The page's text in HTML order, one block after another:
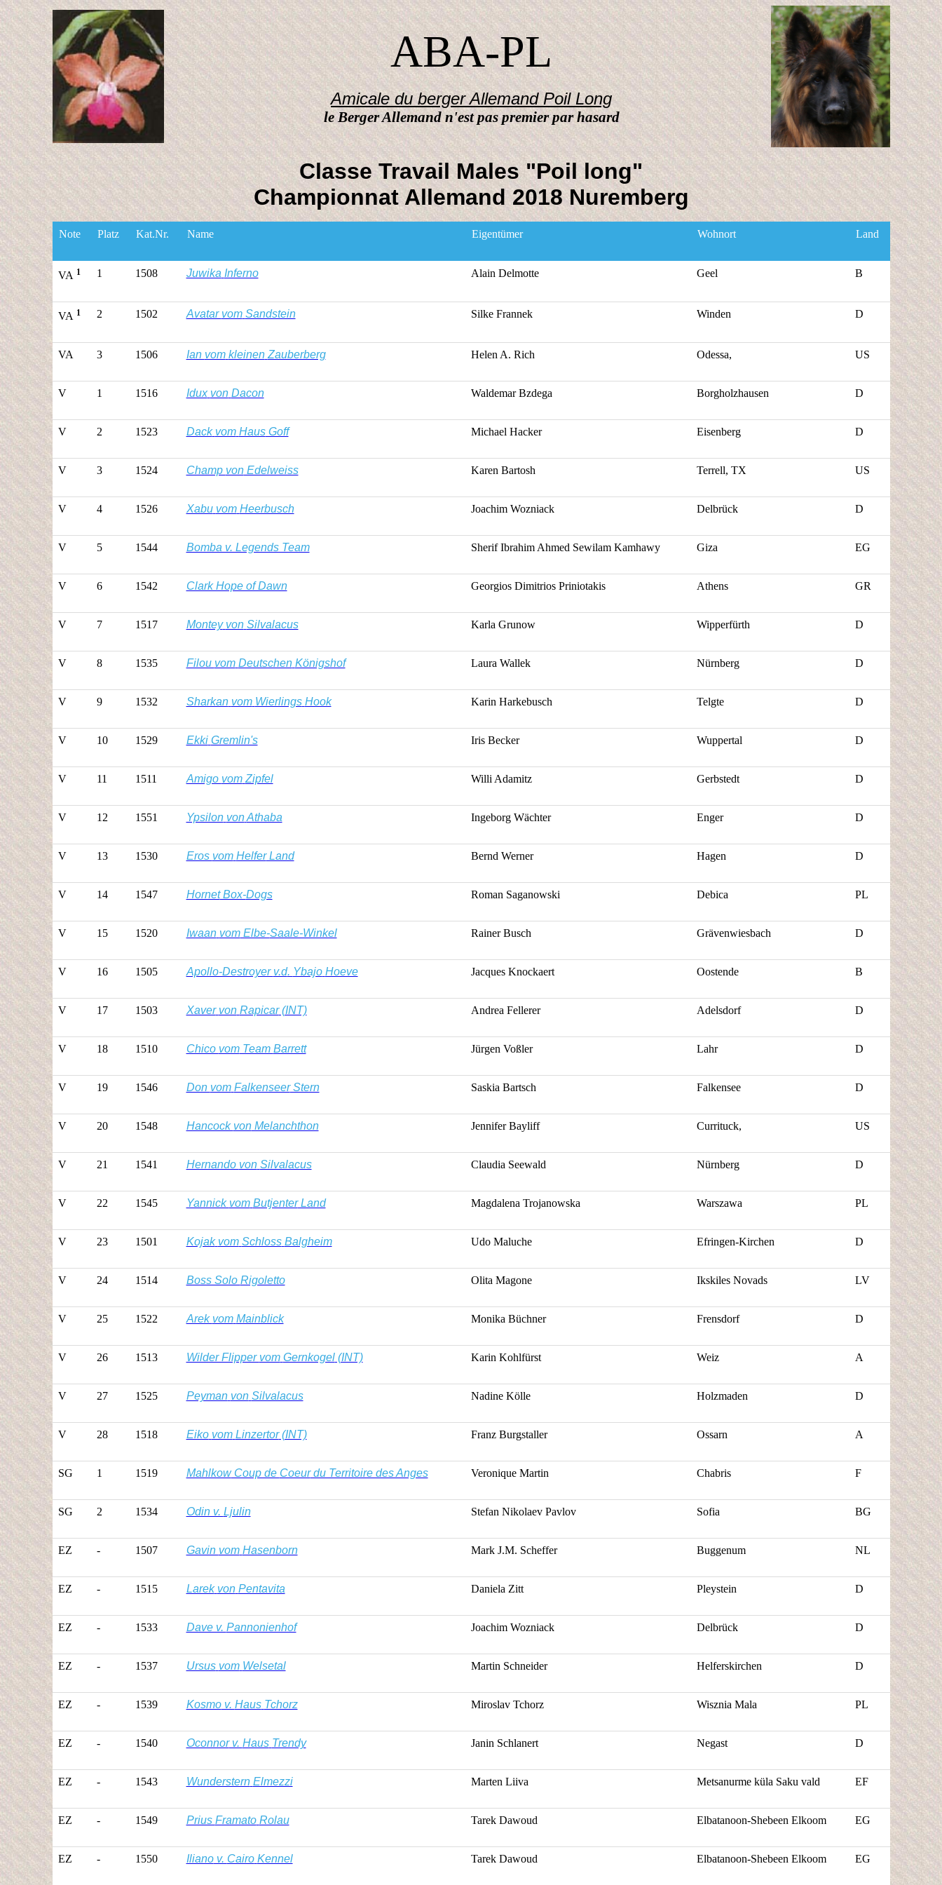
ABA-PL
Amicale du berger Allemand Poil Long
le Berger Allemand n'est pas premier par hasard
Classe Travail Males "Poil long"
Championnat Allemand 2018 Nuremberg
Note Platz Kat.Nr. Name Eigentümer Wohnort Land
VA 1 1 1508 Juwika Inferno Alain Delmotte Geel B
VA 1 2 1502 Avatar vom Sandstein Silke Frannek Winden D
VA 3 1506 Ian vom kleinen Zauberberg Helen A. Rich Odessa, US
V 1 1516 Idux von Dacon WaldemarBzdega Borgholzhausen D
V 2 1523 Dack vom HausGoff Michael Hacker Eisenberg D
V 3 1524 Champ vonEdelweiss Karen Bartosh Terrell, TX US
V 4 1526 Xabu vom Heerbusch Joachim Wozniack Delbrück D
V 5 1544 Bomba v. Legends Team Sherif IbrahimAhmed Sewilam Kamhawy Giza EG
V 6 1542 Clark Hope of Dawn Georgios Dimitrios Priniotakis Athens GR
V 7 1517 Montey von Silvalacus Karla Grunow Wipperfürth D
V 8 1535 Filou vom Deutschen Königshof Laura Wallek Nürnberg D
V 9 1532 Sharkan vom Wierlings Hook Karin Harkebusch Telgte D
V 10 1529 Ekki Gremlin's Iris Becker Wuppertal D
V 11 1511 Amigo vom Zipfel Willi Adamitz Gerbstedt D
V 12 1551 Ypsilon von Athaba Ingeborg Wächter Enger D
V 13 1530 Eros vom HelferLand Bernd Werner Hagen D
V 14 1547 HornetBox-Dogs Roman Saganowski Debica PL
V 15 1520 Iwaan vomElbe-Saale-Winkel RainerBusch Grävenwiesbach D
V 16 1505 Apollo-Destroyer v.d. Ybajo Hoeve Jacques Knockaert Oostende B
V 17 1503 Xaver von Rapicar(INT) Andrea Fellerer Adelsdorf D
V 18 1510 Chico vomTeam Barrett Jürgen Voßler Lahr D
V 19 1546 Don vom FalkenseerStern Saskia Bartsch Falkensee D
V 20 1548 Hancock vonMelanchthon JenniferBayliff Currituck, US
V 21 1541 Hernando von Silvalacus Claudia Seewald Nürnberg D
V 22 1545 Yannick vom ButjenterLand Magdalena Trojanowska Warszawa PL
V 23 1501 Kojak vom Schloss Balgheim Udo Maluche Efringen-Kirchen D
V 24 1514 Boss Solo Rigoletto Olita Magone Ikskiles Novads LV
V 25 1522 Arek vom Mainblick Monika Büchner Frensdorf D
V 26 1513 Wilder Flipper vom Gernkogel(INT) Karin Kohlfürst Weiz A
V 27 1525 Peyman von Silvalacus Nadine Kölle Holzmaden D
V 28 1518 Eiko vom Linzertor(INT) Franz Burgstaller Ossarn A
SG 1 1519 MahlkowCoup de Coeurdu Territoire des Anges VeroniqueMartin Chabris F
SG 2 1534 Odin v. Ljulin Stefan NikolaevPavlov Sofia BG
EZ - 1507 Gavin vom Hasenborn Mark J.M. Scheffer Buggenum NL
EZ - 1515 Larek von Pentavita Daniela Zitt Pleystein D
EZ - 1533 Dave v. Pannonienhof Joachim Wozniack Delbrück D
EZ - 1537 Ursus vom Welsetal Martin Schneider Helferskirchen D
EZ - 1539 Kosmov. Haus Tchorz Miroslav Tchorz Wisznia Mala PL
EZ - 1540 Oconnorv. Haus Trendy Janin Schlanert Negast D
EZ - 1543 Wunderstern Elmezzi Marten Liiva Metsanurme küla Saku vald EF
EZ - 1549 Prius Framato Rolau Tarek Dawoud Elbatanoon-Shebeen Elkoom EG
EZ - 1550 Ilianov. Cairo Kennel Tarek Dawoud Elbatanoon-Shebeen Elkoom EG